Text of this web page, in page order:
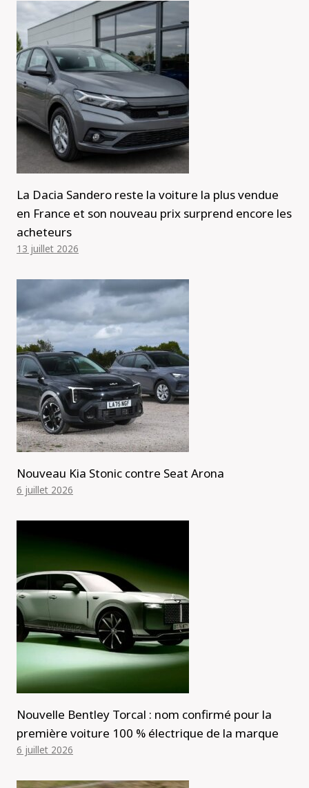
La Dacia Sandero reste la voiture la plus vendue
en France et son nouveau prix surprend encore les
acheteurs
13 juillet 2026
Nouveau Kia Stonic contre Seat Arona
6 juillet 2026
Nouvelle Bentley Torcal : nom confirmé pour la
première voiture 100 % électrique de la marque
6 juillet 2026